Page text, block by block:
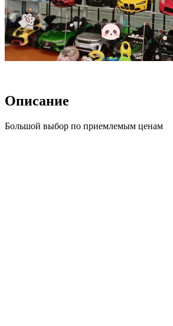
Описание
Большой выбор по приемлемым ценам